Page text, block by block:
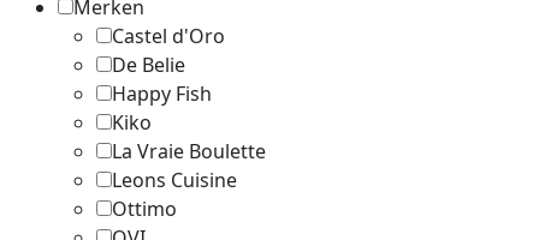
Merken
Castel d'Oro
De Belie
Happy Fish
Kiko
La Vraie Boulette
Leons Cuisine
Ottimo